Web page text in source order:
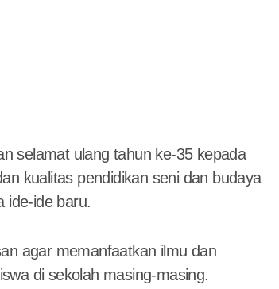
selamat ulang tahun ke-35 kepada
kualitas pendidikan seni dan budaya
ide-ide baru.
agar memanfaatkan ilmu dan
di sekolah masing-masing.